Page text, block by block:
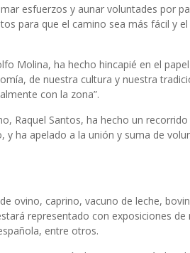
esfuerzos y aunar voluntades por
para que el camino sea más fácil y
Molina, ha hecho hincapié en el
de nuestra cultura y nuestra
con la zona”.
Raquel Santos, ha hecho un
ha apelado a la unión y suma de
ovino, caprino, vacuno de leche,
representado con exposiciones de
entre otros.